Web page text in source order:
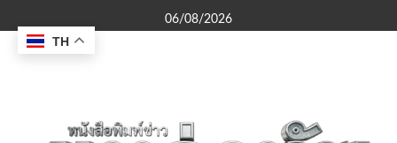
to
content
06/08/2026
TH